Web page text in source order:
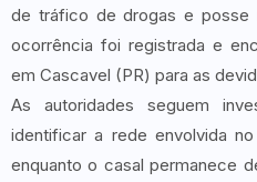
de tráfico de drogas e posse
ocorrência foi registrada e
em Cascavel (PR) para as
As autoridades seguem
identificar a rede envolvida
enquanto o casal permanece